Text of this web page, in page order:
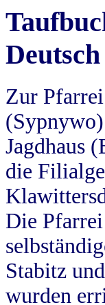
Zur
Jagdhaus
die
Die
Stabitz
wurden